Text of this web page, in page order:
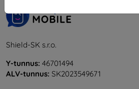
Shield-SK s.r.o.
Y-tunnus: 46701494
ALV-tunnus: SK2023549671